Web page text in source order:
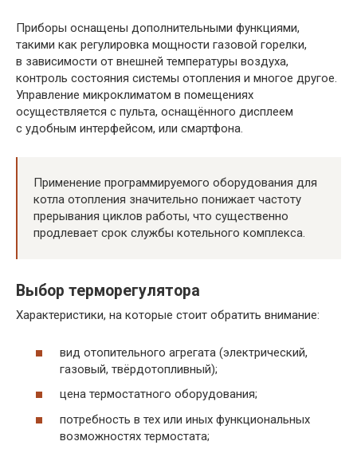
Приборы оснащены дополнительными функциями,
такими как регулировка мощности газовой горелки,
в зависимости от внешней температуры воздуха,
контроль состояния системы отопления и многое другое.
Управление микроклиматом в помещениях
осуществляется с пульта, оснащённого дисплеем
с удобным интерфейсом, или смартфона.
Применение программируемого оборудования для
котла отопления значительно понижает частоту
прерывания циклов работы, что существенно
продлевает срок службы котельного комплекса.
Выбор терморегулятора
Характеристики, на которые стоит обратить внимание:
вид отопительного агрегата (электрический,
газовый, твёрдотопливный);
цена термостатного оборудования;
потребность в тех или иных функциональных
возможностях термостата;